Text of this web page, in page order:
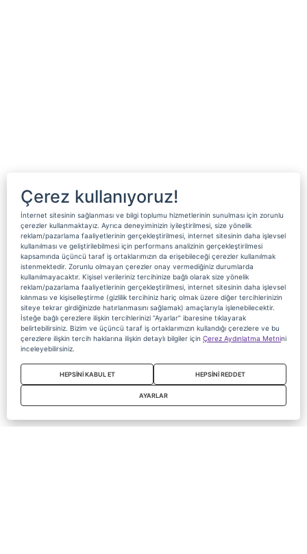
Çerez kullanıyoruz!
İnternet sitesinin sağlanması ve bilgi toplumu hizmetlerinin sunulması için zorunlu
çerezler kullanmaktayız. Ayrıca deneyiminizin iyileştirilmesi, size yönelik
reklam/pazarlama faaliyetlerinin gerçekleştirilmesi, internet sitesinin daha işlevsel
kullanılması ve geliştirilebilmesi için performans analizinin gerçekleştirilmesi
kapsamında üçüncü taraf iş ortaklarımızın da erişebileceği çerezler kullanılmak
istenmektedir. Zorunlu olmayan çerezler onay vermediğiniz durumlarda
kullanılmayacaktır. Kişisel verileriniz tercihinize bağlı olarak size yönelik
reklam/pazarlama faaliyetlerinin gerçekleştirilmesi, internet sitesinin daha işlevsel
kılınması ve kişiselleştirme (gizlilik tercihiniz hariç olmak üzere diğer tercihlerinizin
siteye tekrar girdiğinizde hatırlanmasını sağlamak) amaçlarıyla işlenebilecektir.
İsteğe bağlı çerezlere ilişkin tercihlerinizi “Ayarlar” ibaresine tıklayarak
belirtebilirsiniz. Bizim ve üçüncü taraf iş ortaklarımızın kullandığı çerezlere ve bu
çerezlere ilişkin tercih haklarına ilişkin detaylı bilgiler için Çerez Aydınlatma Metnini
inceleyebilirsiniz.
HEPSİNİ KABUL ET HEPSİNİ REDDET
AYARLAR